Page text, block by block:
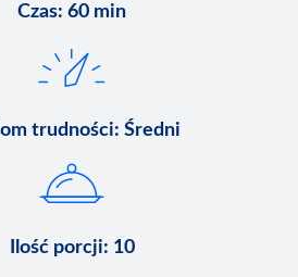
Czas: 60 min
trudności: Średni
Ilość porcji: 10